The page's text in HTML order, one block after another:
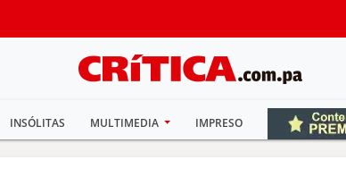
INSÓLITAS MULTIMEDIA IMPRESO